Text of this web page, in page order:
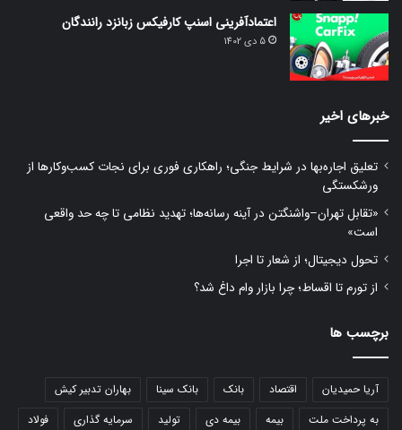
اعتمادآفرینی اسنپ کارفیکس زبانزد رانندگان
5 دی 1402
خبرهای اخیر
تعلیق اجاره‌بها در شرایط جنگی؛ راهکاری فوری برای نجات کسب‌وکارها از
ورشکستگی
«تقابل تهران–واشنگتن در آینه رسانه‌ها؛ تهدید نظامی تا چه حد واقعی
است»
تحول دیجیتال؛ از شعار تا اجرا
از تورم تا اقساط؛ چرا بازار وام داغ شد؟
برچسب ها
آریا حمیدیان اقتصاد بانک بانک سینا
بهاران تدبیر کیش
به پرداخت ملت
بیمه بیمه دی تولید سرمایه گذاری
فولاد